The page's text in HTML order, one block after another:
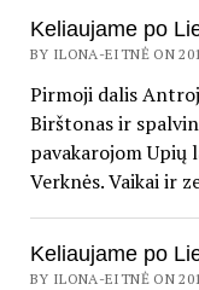
Keliaujame po
BY ILONA-EITNĖ ON
Pirmoji dalis
Birštonas ir
pavakarojom
Verknės. Vaikai ir
Keliaujame po
BY ILONA-EITNĖ ON